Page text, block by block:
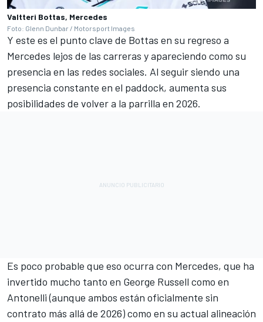
Valtteri Bottas, Mercedes
Foto: Glenn Dunbar / Motorsport Images
Y este es el punto clave de Bottas en su regreso a
Mercedes lejos de las carreras y apareciendo como su
presencia en las redes sociales. Al seguir siendo una
presencia constante en el paddock, aumenta sus
posibilidades de volver a la parrilla en 2026.
Es poco probable que eso ocurra con Mercedes, que ha
invertido mucho tanto en George Russell como en
Antonelli (aunque ambos están oficialmente sin
contrato más allá de 2026) como en su actual alineación